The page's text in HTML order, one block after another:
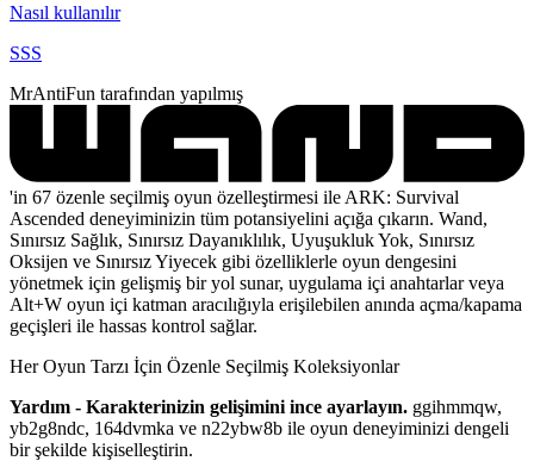
Nasıl kullanılır
SSS
MrAntiFun tarafından yapılmış
'in 67 özenle seçilmiş oyun özelleştirmesi ile ARK: Survival
Ascended deneyiminizin tüm potansiyelini açığa çıkarın. Wand,
Sınırsız Sağlık, Sınırsız Dayanıklılık, Uyuşukluk Yok, Sınırsız
Oksijen ve Sınırsız Yiyecek gibi özelliklerle oyun dengesini
yönetmek için gelişmiş bir yol sunar, uygulama içi anahtarlar veya
Alt+W oyun içi katman aracılığıyla erişilebilen anında açma/kapama
geçişleri ile hassas kontrol sağlar.
Her Oyun Tarzı İçin Özenle Seçilmiş Koleksiyonlar
Yardım - Karakterinizin gelişimini ince ayarlayın. ggihmmqw,
yb2g8ndc, 164dvmka ve n22ybw8b ile oyun deneyiminizi dengeli
bir şekilde kişiselleştirin.